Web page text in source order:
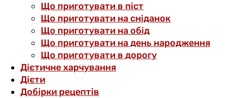
Що приготувати в піст
Що приготувати на сніданок
Що приготувати на обід
Що приготувати на день народження
Що приготувати в дорогу
Дієтичне харчування
Дієти
Добірки рецептів